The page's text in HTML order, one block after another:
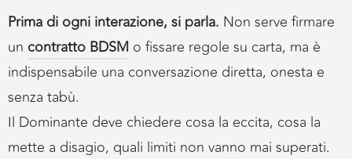
Prima di ogni interazione, si parla. Non serve firmare
un contratto BDSM o fissare regole su carta, ma è
indispensabile una conversazione diretta, onesta e
senza tabù.
Il Dominante deve chiedere cosa la eccita, cosa la
mette a disagio, quali limiti non vanno mai superati.